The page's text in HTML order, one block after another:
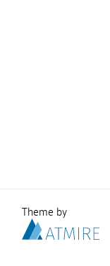
Theme by